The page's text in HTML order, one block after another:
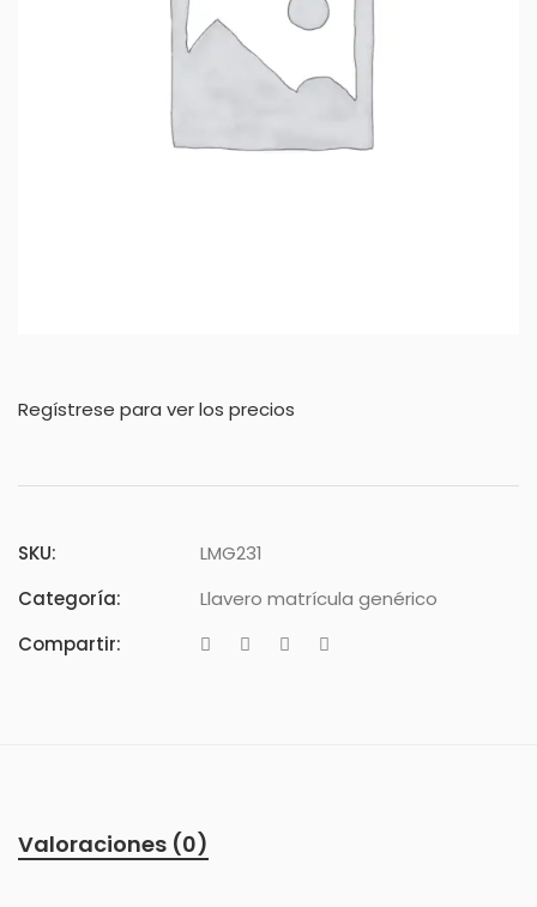
Regístrese para ver los precios
SKU:
LMG231
Categoría:
Llavero matrícula genérico
Compartir:
Valoraciones (0)